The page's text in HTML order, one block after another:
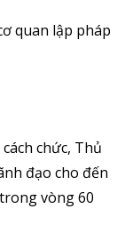
quan lập pháp
chức, Thủ
đạo cho đến
vòng 60